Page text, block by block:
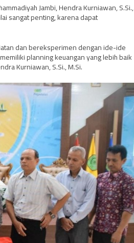
Jambi, Hendra Kurniawan, S.Si.,
sangat penting, karena dapat
dan bereksperimen dengan ide-ide
planning keuangan yang lebih baik
Kurniawan, S.Si., M.Si.